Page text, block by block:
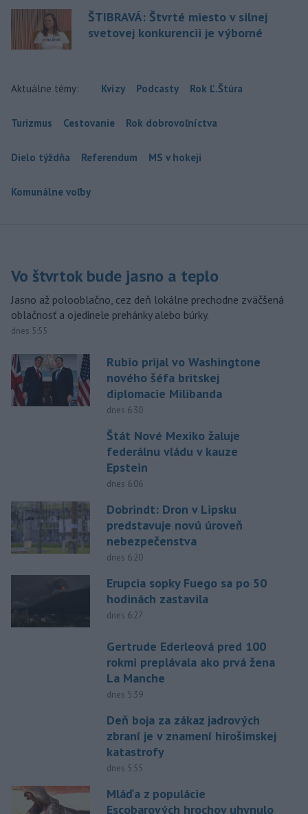
ŠTIBRAVÁ: Štvrté miesto v silnej
svetovej konkurencii je výborné
Aktuálne témy: Kvízy Podcasty Rok Ľ.Štúra
Turizmus Cestovanie Rok dobrovoľníctva
Dielo týždňa Referendum MS v hokeji
Komunálne voľby
Vo štvrtok bude jasno a teplo
Jasno až polooblačno, cez deň lokálne prechodne zväčšená
oblačnosť a ojedinele prehánky alebo búrky.
dnes 5:55
Rubio prijal vo Washingtone
nového šéfa britskej
diplomacie Milibanda
dnes 6:30
Štát Nové Mexiko žaluje
federálnu vládu v kauze
Epstein
dnes 6:06
Dobrindt: Dron v Lipsku
predstavuje novú úroveň
nebezpečenstva
dnes 6:20
Erupcia sopky Fuego sa po 50
hodinách zastavila
dnes 6:27
Gertrude Ederleová pred 100
rokmi preplávala ako prvá žena
La Manche
dnes 5:39
Deň boja za zákaz jadrových
zbraní je v znamení hirošimskej
katastrofy
dnes 5:55
Mláďa z populácie
Escobarových hrochov uhynulo